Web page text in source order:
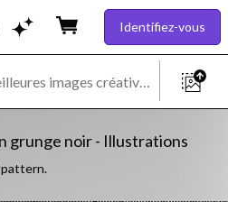
Identifiez-vous
grunge noir - Illustrations